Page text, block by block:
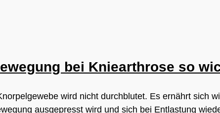
bei Kniearthrose so
wird nicht durchblutet. Es ernährt sich
ausgepresst wird und sich bei Entlastung